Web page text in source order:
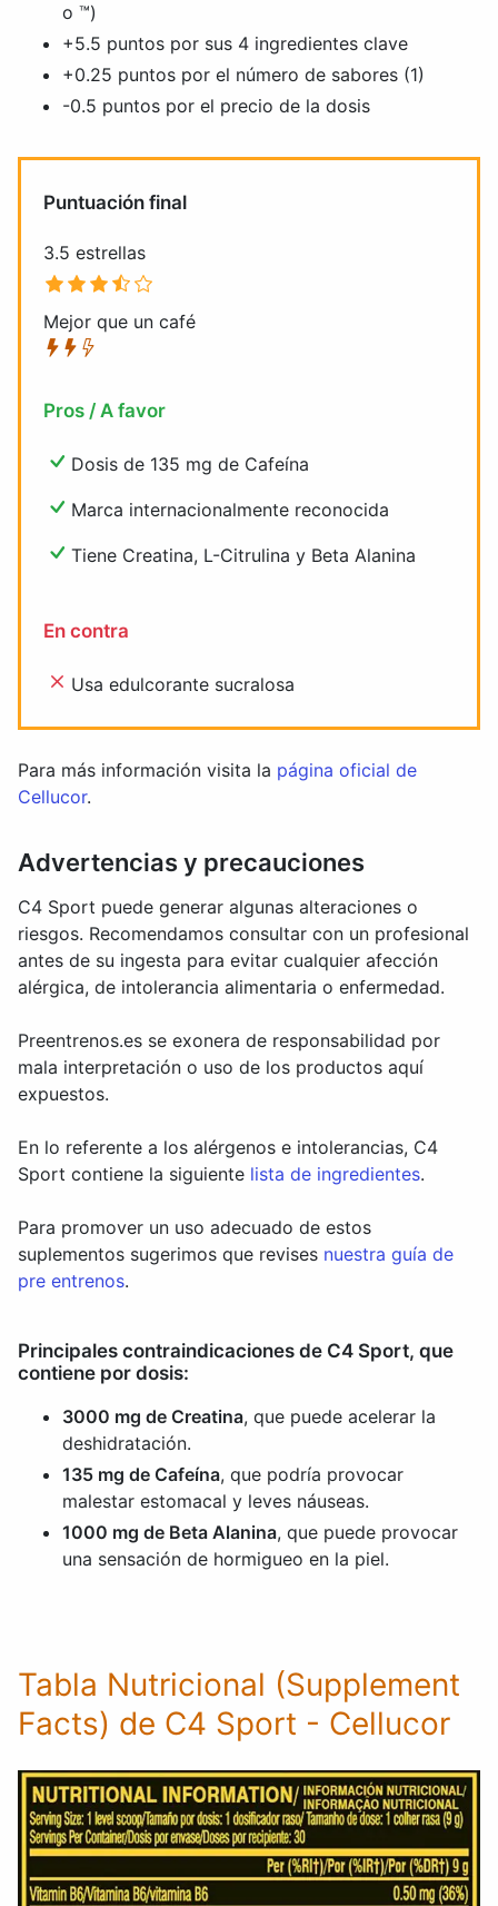
o ™)
+5.5 puntos por sus 4 ingredientes clave
+0.25 puntos por el número de sabores (1)
-0.5 puntos por el precio de la dosis
Puntuación final
3.5 estrellas
Mejor que un café
Pros / A favor
Dosis de 135 mg de Cafeína
Marca internacionalmente reconocida
Tiene Creatina, L-Citrulina y Beta Alanina
En contra
Usa edulcorante sucralosa
Para más información visita la página oficial de
Cellucor.
Advertencias y precauciones
C4 Sport puede generar algunas alteraciones o
riesgos. Recomendamos consultar con un profesional
antes de su ingesta para evitar cualquier afección
alérgica, de intolerancia alimentaria o enfermedad.
Preentrenos.es se exonera de responsabilidad por
mala interpretación o uso de los productos aquí
expuestos.
En lo referente a los alérgenos e intolerancias, C4
Sport contiene la siguiente lista de ingredientes.
Para promover un uso adecuado de estos
suplementos sugerimos que revises nuestra guía de
pre entrenos.
Principales contraindicaciones de C4 Sport, que
contiene por dosis:
3000 mg de Creatina, que puede acelerar la
deshidratación.
135 mg de Cafeína, que podría provocar
malestar estomacal y leves náuseas.
1000 mg de Beta Alanina, que puede provocar
una sensación de hormigueo en la piel.
Tabla Nutricional (Supplement
Facts) de C4 Sport - Cellucor